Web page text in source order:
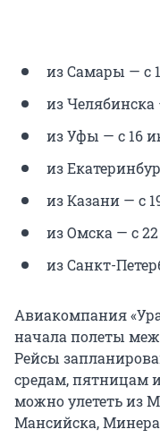
из Самары — с
из Челябинска
из Уфы — с 16
из
из Казани — с
из Омска — с
из Санкт-
Авиакомпания
начала полеты
Рейсы
средам, пятницам
можно улететь из
Мансийска,